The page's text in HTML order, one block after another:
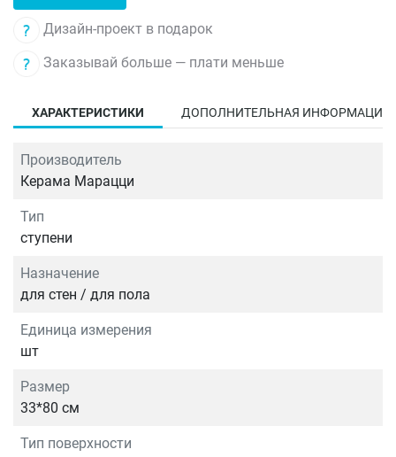
Дизайн-проект в подарок
Заказывай больше — плати меньше
ХАРАКТЕРИСТИКИ ДОПОЛНИТЕЛЬНАЯ ИНФОРМАЦИЯ
Производитель
Керама Марацци
Тип
ступени
Назначение
для стен / для пола
Единица измерения
шт
Размер
33*80 см
Тип поверхности